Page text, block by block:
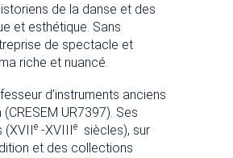
de la danse et des
et esthétique. Sans
de spectacle et
riche et nuancé.
d’instruments anciens
UR7397). Ses
(XVIIe-XVIIIesiècles), sur
et des collections